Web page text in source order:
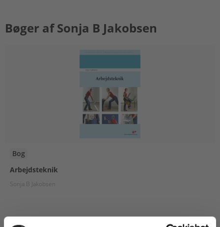
Bøger af Sonja B Jakobsen
Bog
Arbejdsteknik
Sonja B Jakobsen